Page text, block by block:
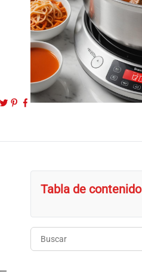
Tabla de contenido
Buscar